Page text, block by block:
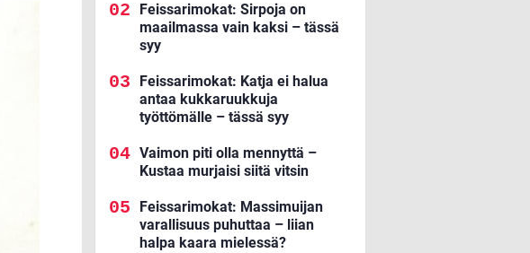
Feissarimokat: Sirpoja on
maailmassa vain kaksi – tässä
syy
Feissarimokat: Katja ei halua
antaa kukkaruukkuja
työttömälle – tässä syy
Vaimon piti olla mennyttä –
Kustaa murjaisi siitä vitsin
Feissarimokat: Massimuijan
varallisuus puhuttaa – liian
halpa kaara mielessä?